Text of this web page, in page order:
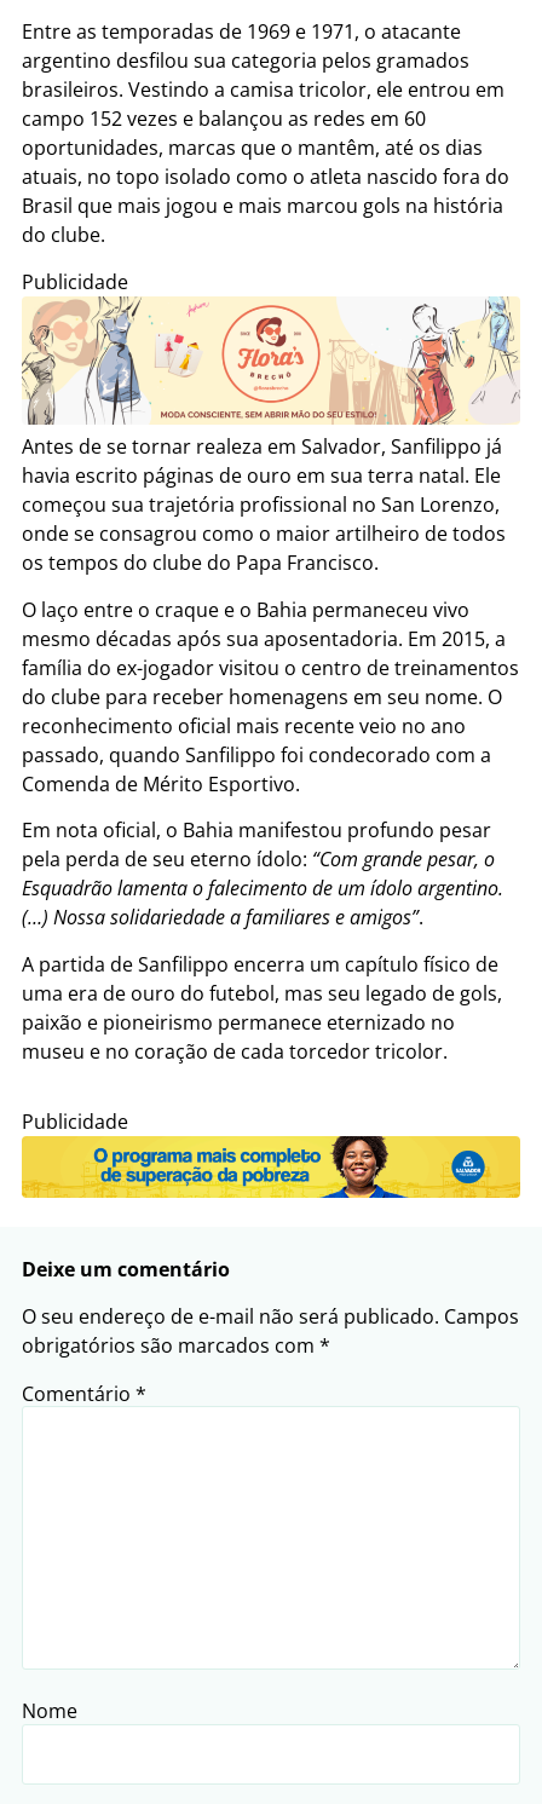
Entre as temporadas de 1969 e 1971, o atacante
argentino desfilou sua categoria pelos gramados
brasileiros. Vestindo a camisa tricolor, ele entrou em
campo 152 vezes e balançou as redes em 60
oportunidades, marcas que o mantêm, até os dias
atuais, no topo isolado como o atleta nascido fora do
Brasil que mais jogou e mais marcou gols na história
do clube.
Publicidade
Antes de se tornar realeza em Salvador, Sanfilippo já
havia escrito páginas de ouro em sua terra natal. Ele
começou sua trajetória profissional no San Lorenzo,
onde se consagrou como o maior artilheiro de todos
os tempos do clube do Papa Francisco.
O laço entre o craque e o Bahia permaneceu vivo
mesmo décadas após sua aposentadoria. Em 2015, a
família do ex-jogador visitou o centro de treinamentos
do clube para receber homenagens em seu nome. O
reconhecimento oficial mais recente veio no ano
passado, quando Sanfilippo foi condecorado com a
Comenda de Mérito Esportivo.
Em nota oficial, o Bahia manifestou profundo pesar
pela perda de seu eterno ídolo: “Com grande pesar, o
Esquadrão lamenta o falecimento de um ídolo argentino.
(…) Nossa solidariedade a familiares e amigos”.
A partida de Sanfilippo encerra um capítulo físico de
uma era de ouro do futebol, mas seu legado de gols,
paixão e pioneirismo permanece eternizado no
museu e no coração de cada torcedor tricolor.
Publicidade
Deixe um comentário
O seu endereço de e-mail não será publicado. Campos
obrigatórios são marcados com *
Comentário *
Nome